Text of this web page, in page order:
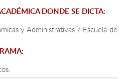
DONDE SE DICTA:
y Administrativas / Escuela de